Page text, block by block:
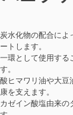
水化物の配合によ
トします。
環として使用する
。
ヒマワリ油や大豆
を支えます。
ゼイン酸塩由来